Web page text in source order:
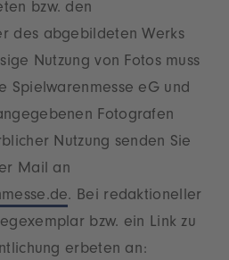
bzw. den
des abgebildeten Werks
Nutzung von Fotos muss
Spielwarenmesse eG und
Fotografen
Nutzung senden Sie
Mail an
. Bei redaktioneller
bzw. ein Link zu
erbeten an: